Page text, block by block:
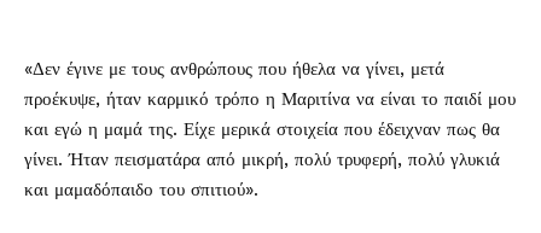
«Δεν έγινε με τους ανθρώπους που ήθελα να γίνει, μετά
προέκυψε, ήταν καρμικό τρόπο η Μαριτίνα να είναι το παιδί μου
και εγώ η μαμά της. Είχε μερικά στοιχεία που έδειχναν πως θα
γίνει. Ήταν πεισματάρα από μικρή, πολύ τρυφερή, πολύ γλυκιά
και μαμαδόπαιδο του σπιτιού».